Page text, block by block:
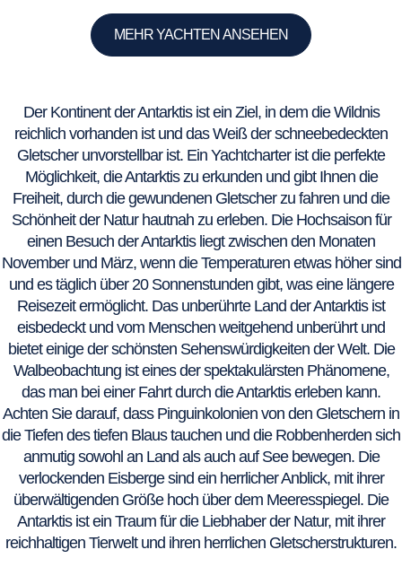
MEHR YACHTEN ANSEHEN
Der Kontinent der Antarktis ist ein Ziel, in dem die Wildnis
reichlich vorhanden ist und das Weiß der schneebedeckten
Gletscher unvorstellbar ist. Ein Yachtcharter ist die perfekte
Möglichkeit, die Antarktis zu erkunden und gibt Ihnen die
Freiheit, durch die gewundenen Gletscher zu fahren und die
Schönheit der Natur hautnah zu erleben. Die Hochsaison für
einen Besuch der Antarktis liegt zwischen den Monaten
November und März, wenn die Temperaturen etwas höher sind
und es täglich über 20 Sonnenstunden gibt, was eine längere
Reisezeit ermöglicht. Das unberührte Land der Antarktis ist
eisbedeckt und vom Menschen weitgehend unberührt und
bietet einige der schönsten Sehenswürdigkeiten der Welt. Die
Walbeobachtung ist eines der spektakulärsten Phänomene,
das man bei einer Fahrt durch die Antarktis erleben kann.
Achten Sie darauf, dass Pinguinkolonien von den Gletschern in
die Tiefen des tiefen Blaus tauchen und die Robbenherden sich
anmutig sowohl an Land als auch auf See bewegen. Die
verlockenden Eisberge sind ein herrlicher Anblick, mit ihrer
überwältigenden Größe hoch über dem Meeresspiegel. Die
Antarktis ist ein Traum für die Liebhaber der Natur, mit ihrer
reichhaltigen Tierwelt und ihren herrlichen Gletscherstrukturen.